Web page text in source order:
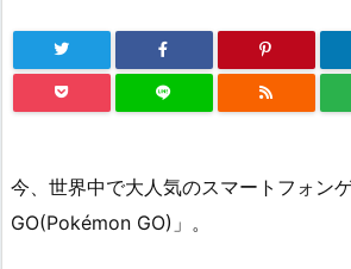
今、世界中で大人気のスマートフォン
GO(Pokémon GO)」。